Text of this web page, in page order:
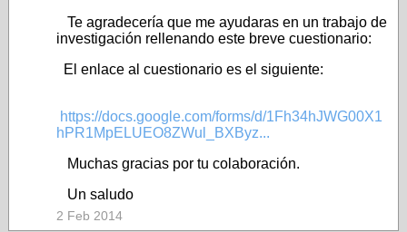
Te agradecería que me ayudaras en un trabajo de
investigación rellenando este breve cuestionario:
El enlace al cuestionario es el siguiente:
https://docs.google.com/forms/d/1Fh34hJWG00X1
hPR1MpELUEO8ZWul_BXByz...
Muchas gracias por tu colaboración.
Un saludo
2 Feb 2014